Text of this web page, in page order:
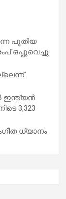
പുതിയ
ഒപ്പുവെച്ചു
ഇന്ത്യൻ
3,323
ധ്യാനം